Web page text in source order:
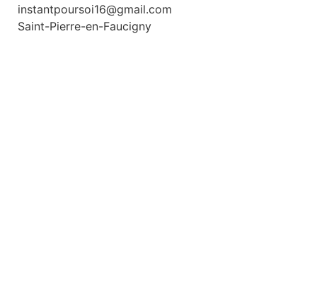
instantpoursoi16@gmail.com
Saint-Pierre-en-Faucigny